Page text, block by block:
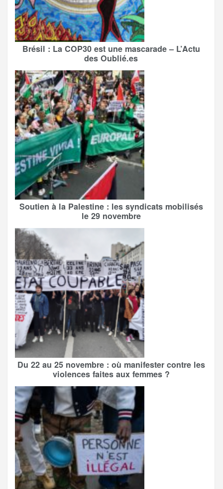
Brésil : La COP30 est une mascarade – L’Actu
des Oublié.es
Soutien à la Palestine : les syndicats mobilisés
le 29 novembre
Du 22 au 25 novembre : où manifester contre les
violences faites aux femmes ?